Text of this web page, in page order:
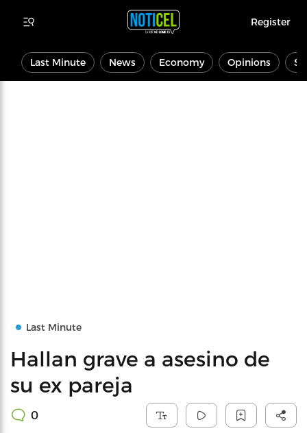
Register
Last Minute News Economy Opinions
Last Minute
Hallan grave a asesino de
su ex pareja
0